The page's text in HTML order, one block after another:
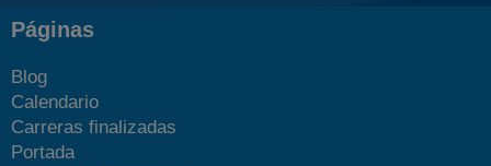
Páginas
Blog
Calendario
Carreras finalizadas
Portada